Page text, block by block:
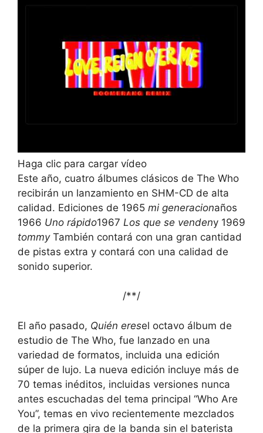
Haga clic para cargar vídeo
Este año, cuatro álbumes clásicos de The Who
recibirán un lanzamiento en SHM-CD de alta
calidad. Ediciones de 1965 mi generacionaños
1966 Uno rápido1967 Los que se vendeny 1969
tommyTambién contará con una gran cantidad
de pistas extra y contará con una calidad de
sonido superior.
/**/
El año pasado, Quién eresel octavo álbum de
estudio de The Who, fue lanzado en una
variedad de formatos, incluida una edición
súper de lujo. La nueva edición incluye más de
70 temas inéditos, incluidas versiones nunca
antes escuchadas del tema principal “Who Are
You”, temas en vivo recientemente mezclados
de la primera gira de la banda sin el baterista